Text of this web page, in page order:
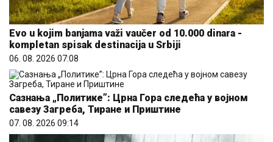
Evo u kojim banjama važi vaučer od 10.000 dinara -
kompletan spisak destinacija u Srbiji
06. 08. 2026 07:08
Сазнања „Политике”: Црна Гора следећа у војном
савезу Загреба, Тиране и Приштине
07. 08. 2026 09:14